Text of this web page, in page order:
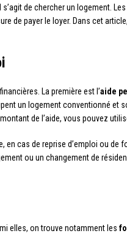
de chercher un logement.
de payer le loyer. Dans cet
La première est l’aide
un logement conventionné et
de l’aide, vous pouvez
cas de reprise d’emploi ou
ou un changement de
elles, on trouve notamment les